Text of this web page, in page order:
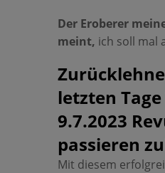
Der Eroberer
meint, ich soll mal
letzten
9.7.2023
passieren
Mit diesem